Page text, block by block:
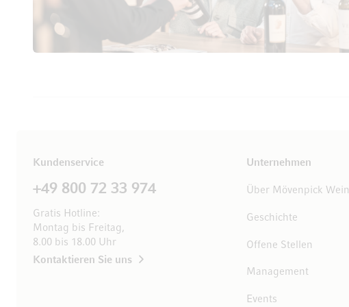
Kundenservice
+49 800 72 33 974
Gratis Hotline:
Montag bis Freitag,
8.00 bis 18.00 Uhr
Kontaktieren Sie uns
Unternehmen
Über Mövenpick Wein
Geschichte
Offene Stellen
Management
Events